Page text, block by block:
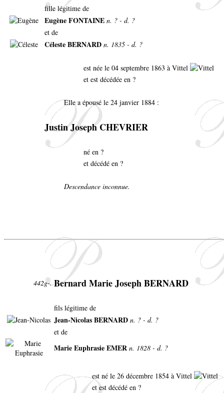
fille légitime de
Eugène FONTAINE n. ? - d. ?
et de
Céleste BERNARD n. 1835 - d. ?
est née le 04 septembre 1863 à Vittel
et est décédée en ?
Elle a épousé le 24 janvier 1884 :
Justin Joseph CHEVRIER
né en ?
et décédé en ?
Descendance inconnue.
442g-. Bernard Marie Joseph BERNARD
fils légitime de
Jean-Nicolas BERNARD n. ? - d. ?
et de
Marie Euphrasie EMER n. 1828 - d. ?
est né le 26 décembre 1854 à Vittel
et est décédé en ?